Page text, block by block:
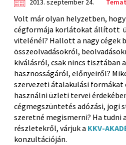
2013. szeptember 24.
Volt már olyan helyzetben,
cégformája korlátokat állított
vitelénél? Hallott a nagy cégek
összeolvadásokról,
kiválásról, csak nincs tisztában
hasznosságáról, előnyeiről?
szervezeti átalakulási formákat
használni üzleti tervei
cégmegszüntetés adózási, jogi
szeretné megismerni? Ha tudni
részletekről, várjuk a KKV-
konzultációján.